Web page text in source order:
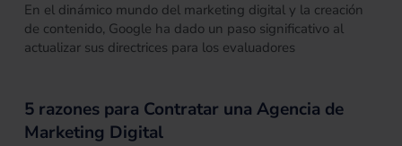
En el dinámico mundo del marketing digital y la creación
de contenido, Google ha dado un paso significativo al
actualizar sus directrices para los evaluadores
5 razones para Contratar una Agencia de
Marketing Digital